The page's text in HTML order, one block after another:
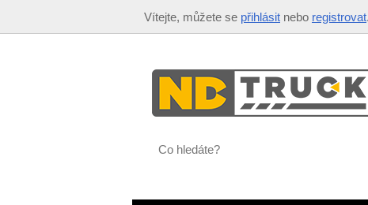
Vítejte, můžete se přihlásit nebo registrovat.
Co
hledáte?